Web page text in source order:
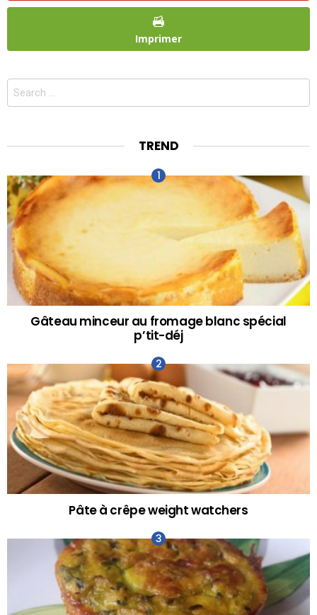
Imprimer
Search
TREND
Gâteau minceur au fromage blanc spécial
p’tit-déj
Pâte à crêpe weight watchers